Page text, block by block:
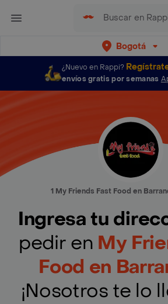
Bogotá
¿Nuevo en Rappi?
envíos gratis por semanas
1 My Friends Fast Food en
Ingresa tu
pedir en My
Food en
¡Nosotros te lo